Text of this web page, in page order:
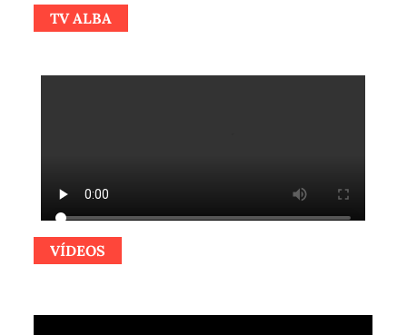
TV ALBA
VÍDEOS